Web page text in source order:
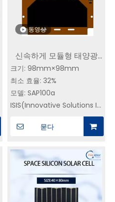
Voc=2.78V, Vm=2.47V,
Jm=16.3mA/cm2
동영상
신속하게 모듈형 태양광
패널 | YIM SAP100a|우주
태양전지 구매하기
크기: 98mm×98mm
최소 효율: 32%
모델: SAP100a
ISIS(Innovative Solutions In
Space) 큐빅 위성 인터페이
스와 호환 가능(Clyde 및 기
묻다